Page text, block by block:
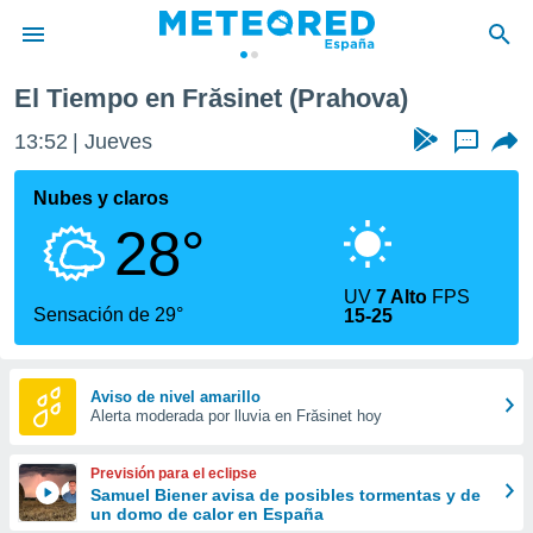
de
por
que se
calidad.
a este
las
y
forma
digital
basada
El Tiempo en Frăsinet (Prahova)
13:52 Jueves ...
Nubes y claros
28°
Sensación de 29°
UV7 Alto FPS
15-25
Aviso de nivel amarillo
Alerta moderada por lluvia en Frăsinet hoy
Previsión para el eclipse
Samuel Biener avisa de posibles tormentas y de
un domo de calor en España